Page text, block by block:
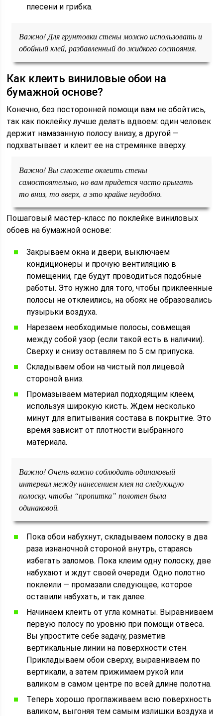
плесени и грибка.
Важно! Для грунтовки стены можно использовать и
обойный клей, разбавленный до жидкого состояния.
Как клеить виниловые обои на
бумажной основе?
Конечно, без посторонней помощи вам не обойтись,
так как поклейку лучше делать вдвоем: один человек
держит намазанную полосу внизу, а другой —
подхватывает и клеит ее на стремянке вверху.
Важно! Вы сможете оклеить стены
самостоятельно, но вам придется часто прыгать
то вниз, то вверх, а это крайне неудобно.
Пошаговый мастер-класс по поклейке виниловых
обоев на бумажной основе:
Закрываем окна и двери, выключаем
кондиционеры и прочую вентиляцию в
помещении, где будут проводиться подобные
работы. Это нужно для того, чтобы приклеенные
полосы не отклеились, на обоях не образовались
пузырьки воздуха.
Нарезаем необходимые полосы, совмещая
между собой узор (если такой есть в наличии).
Сверху и снизу оставляем по 5 см припуска.
Складываем обои на чистый пол лицевой
стороной вниз.
Промазываем материал подходящим клеем,
используя широкую кисть. Ждем несколько
минут для впитывания состава в покрытие. Это
время зависит от плотности выбранного
материала.
Важно! Очень важно соблюдать одинаковый
интервал между нанесением клея на следующую
полоску, чтобы “пропитка” полотен была
одинаковой.
Пока обои набухнут, складываем полоску в два
раза изнаночной стороной внутрь, стараясь
избегать заломов. Пока клеим одну полоску, две
набухают и ждут своей очереди. Одно полотно
поклеили — промазали следующее, которое
оставили набухать, и так далее.
Начинаем клеить от угла комнаты. Выравниваем
первую полосу по уровню при помощи отвеса.
Вы упростите себе задачу, разметив
вертикальные линии на поверхности стен.
Прикладываем обои сверху, выравниваем по
вертикали, а затем прижимаем рукой или
валиком в самом центре по всей длине полотна.
Теперь хорошо проглаживаем всю поверхность
валиком, выгоняя тем самым излишки воздуха и